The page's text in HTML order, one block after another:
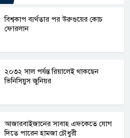
বিশ্বকাপ ব্যর্থতার পর উরুগুয়ের কোচ
ফোরলান
২০৩২ সাল পর্যন্ত রিয়ালেই থাকছেন
ভিনিসিয়ুস জুনিয়র
আজারবাইজানের সাবাহ এফকেতে যোগ
দিতে পারেন হামজা চৌধুরী